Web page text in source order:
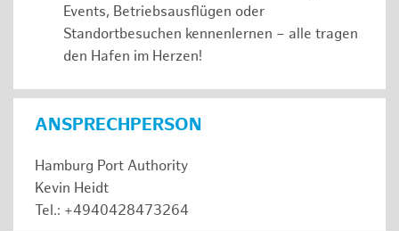
Events, Betriebsausflügen oder
Standortbesuchen kennenlernen – alle tragen
den Hafen im Herzen!
ANSPRECHPERSON
Hamburg Port Authority
Kevin Heidt
Tel.: +4940428473264